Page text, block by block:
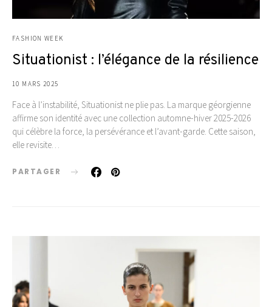
FASHION WEEK
Situationist : l’élégance de la résilience
10 MARS 2025
Face à l’instabilité, Situationist ne plie pas. La marque géorgienne
affirme son identité avec une collection automne-hiver 2025-2026
qui célèbre la force, la persévérance et l’avant-garde. Cette saison,
elle revisite…
PARTAGER